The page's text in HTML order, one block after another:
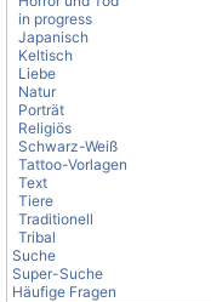
in progress
Japanisch
Keltisch
Liebe
Natur
Porträt
Religiös
Schwarz-Weiß
Tattoo-Vorlagen
Text
Tiere
Traditionell
Tribal
Suche
Super-Suche
Häufige Fragen